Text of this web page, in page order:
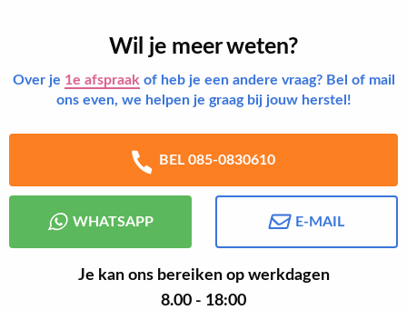
Wil je meer weten?
Over je 1e afspraak of heb je een andere vraag? Bel of mail
ons even, we helpen je graag bij jouw herstel!
BEL 085-0830610
WHATSAPP E-MAIL
Je kan ons bereiken op werkdagen
8.00 - 18:00